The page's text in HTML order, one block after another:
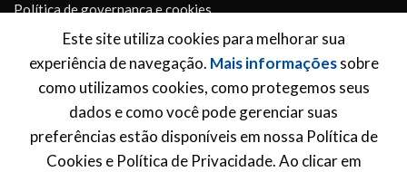
Política de governança e cookies
Termos e Condições
Inscreva-se para receber novidades
Email Address*
Este site utiliza cookies para melhorar sua
experiência de navegação. Mais informaçõessobre
como utilizamos cookies, como protegemos seus
dados e como você pode gerenciar suas
preferências estão disponíveis em nossa Política de
Cookies e Política de Privacidade. Ao clicar em